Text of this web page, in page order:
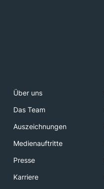
Über uns
Das Team
Auszeichnungen
Medienauftritte
Presse
Karriere